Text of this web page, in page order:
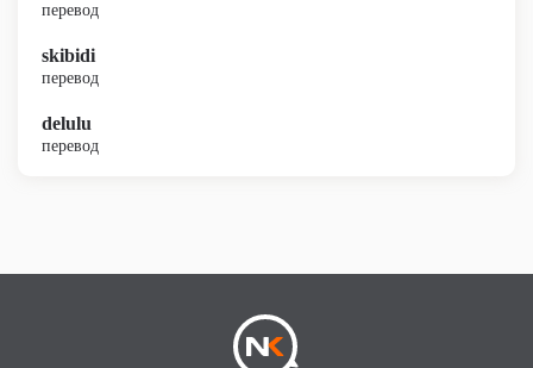
перевод
skibidi
перевод
delulu
перевод